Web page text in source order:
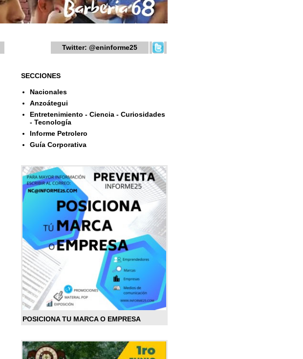
Twitter: @eninforme25
SECCIONES
Nacionales
Anzoátegui
Entretenimiento - Ciencia - Curiosidades
- Tecnología
Informe Petrolero
Guía Corporativa
POSICIONA TU MARCA O EMPRESA